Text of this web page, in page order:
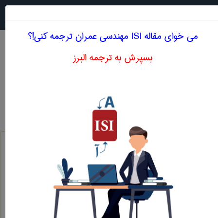
معادل انگلیسی آزمایش بارگذاری صفحه
مهندسی عمران
آزمایش بارگذاری صفحه
می خوای مقاله ISI مهندسی عمران ترجمه کنی!؟
بسپرش به ترجمه البرز